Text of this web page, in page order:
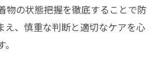
物の状態把握を徹底することで防
え、慎重な判断と適切なケアを心